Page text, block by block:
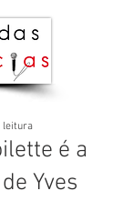
é a
Yves
leitura